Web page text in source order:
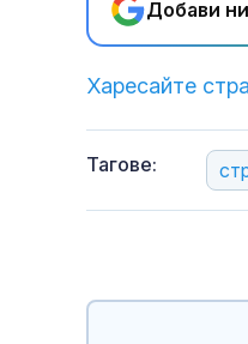
Добави
Харесайте
Тагове: